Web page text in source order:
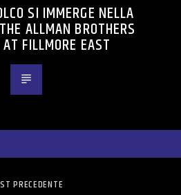
SI IMMERGE NELLA
ALLMAN BROTHERS
FILLMORE EAST
PRECEDENTE